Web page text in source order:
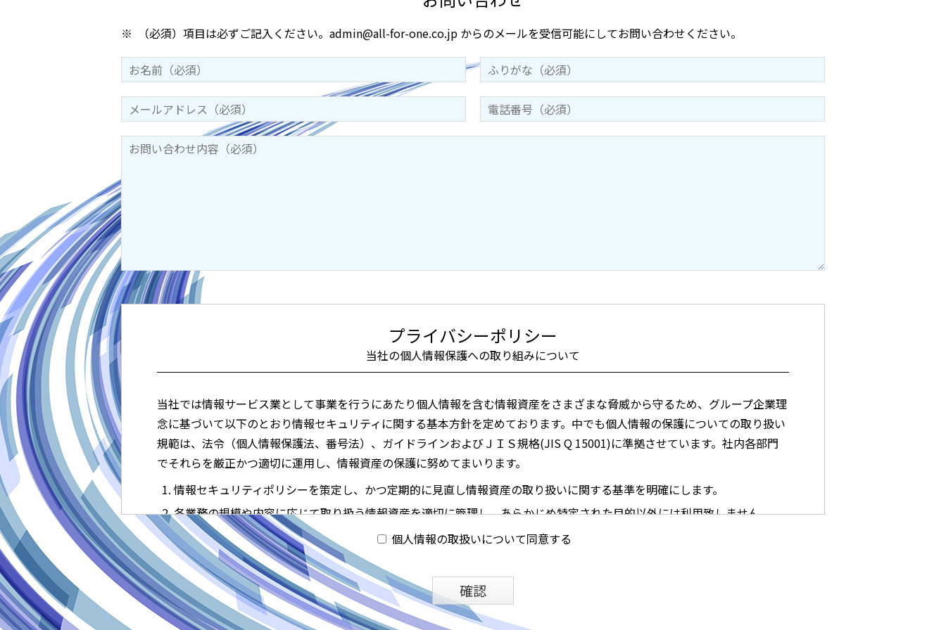
※ （必須）項目は必ずご記入ください。 admin@all-for-one.co.jp からのメールを受信可能にしてお問い合わせください。
プライバシーポリシー
当社の個人情報保護への取り組みについて
当社では情報サービス業として事業を行うにあたり個人情報を含む情報資産をさまざまな脅威から守るため、グループ企業理
念に基づいて以下のとおり情報セキュリティに関する基本方針を定めております。中でも個人情報の保護についての取り扱い
規範は、法令（個人情報保護法、番号法）、ガイドラインおよびＪＩＳ規格(JIS Q 15001)に準拠させています。社内各部門
でそれらを厳正かつ適切に運用し、情報資産の保護に努めてまいります。
情報セキュリティポリシーを策定し、かつ定期的に見直し情報資産の取り扱いに関する基準を明確にします。
各業務の規模や内容に応じて取り扱う情報資産を適切に管理し、あらかじめ特定された目的以外には利用致しません。
情報資産に対する不正アクセスや紛失、破壊、改ざんおよび漏えいなどの防止に努め、合理的な安全対策及び是正措置を
講じ、安全性の確保に努めます。
情報セキュリティ対策は情報資産の機密性、完全性、可用性を考慮した上で策定します。
情報セキュリティ対策の実施にあたっては関係諸法令および行政機関や業界団体の策定した情報セキュリティに関する規
範を遵守いたします。
個人情報の取扱いについて同意する
確認